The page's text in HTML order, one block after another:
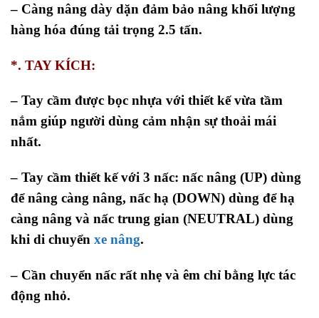
– Càng nâng dày dặn đảm bảo nâng khối lượng
hàng hóa đúng tải trọng 2.5 tấn.
*. TAY KÍCH:
– Tay cầm được bọc nhựa với thiết kế vừa tầm
nắm giúp người dùng cảm nhận sự thoải mái
nhất.
– Tay cầm thiết kế với 3 nấc: nấc nâng (UP) dùng
để nâng càng nâng, nấc hạ (DOWN) dùng để hạ
càng nâng và nấc trung gian (NEUTRAL) dùng
khi di chuyển xe nâng.
– Cần chuyển nấc rất nhẹ và êm chỉ bằng lực tác
động nhỏ.